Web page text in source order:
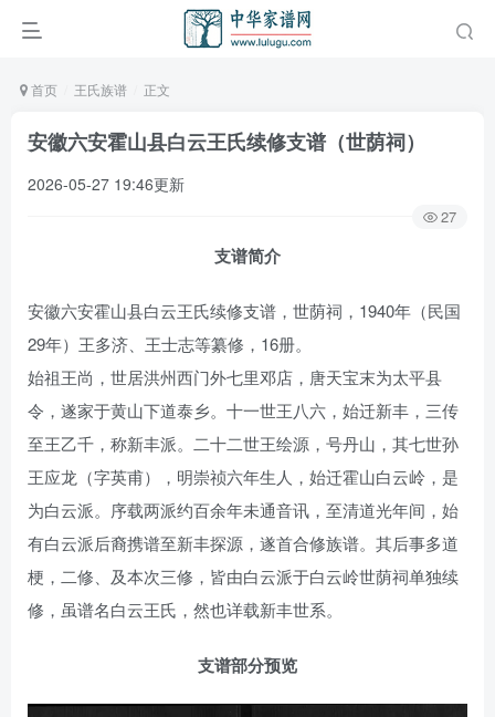
首页 王氏族谱 正文
安徽六安霍山县白云王氏续修支谱（世荫祠）
2026-05-27 19:46更新
27
支谱简介
安徽六安霍山县白云王氏续修支谱，世荫祠，1940年（民国
29年）王多济、王士志等纂修，16册。
始祖王尚，世居洪州西门外七里邓店，唐天宝末为太平县
令，遂家于黄山下道泰乡。十一世王八六，始迁新丰，三传
至王乙千，称新丰派。二十二世王绘源，号丹山，其七世孙
王应龙（字英甫），明崇祯六年生人，始迁霍山白云岭，是
为白云派。序载两派约百余年未通音讯，至清道光年间，始
有白云派后裔携谱至新丰探源，遂首合修族谱。其后事多道
梗，二修、及本次三修，皆由白云派于白云岭世荫祠单独续
修，虽谱名白云王氏，然也详载新丰世系。
支谱部分预览